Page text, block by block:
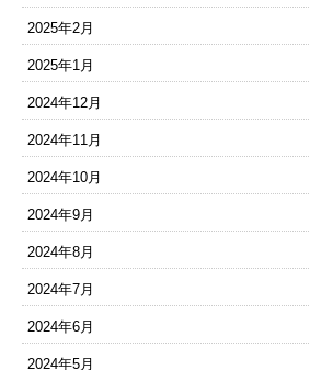
2025年2月
2025年1月
2024年12月
2024年11月
2024年10月
2024年9月
2024年8月
2024年7月
2024年6月
2024年5月